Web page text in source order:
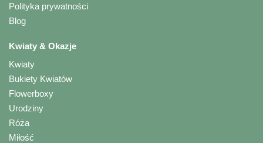
Polityka prywatności
Blog
Kwiaty & Okazje
Kwiaty
Bukiety Kwiatów
Flowerboxy
Urodziny
Róża
Miłość